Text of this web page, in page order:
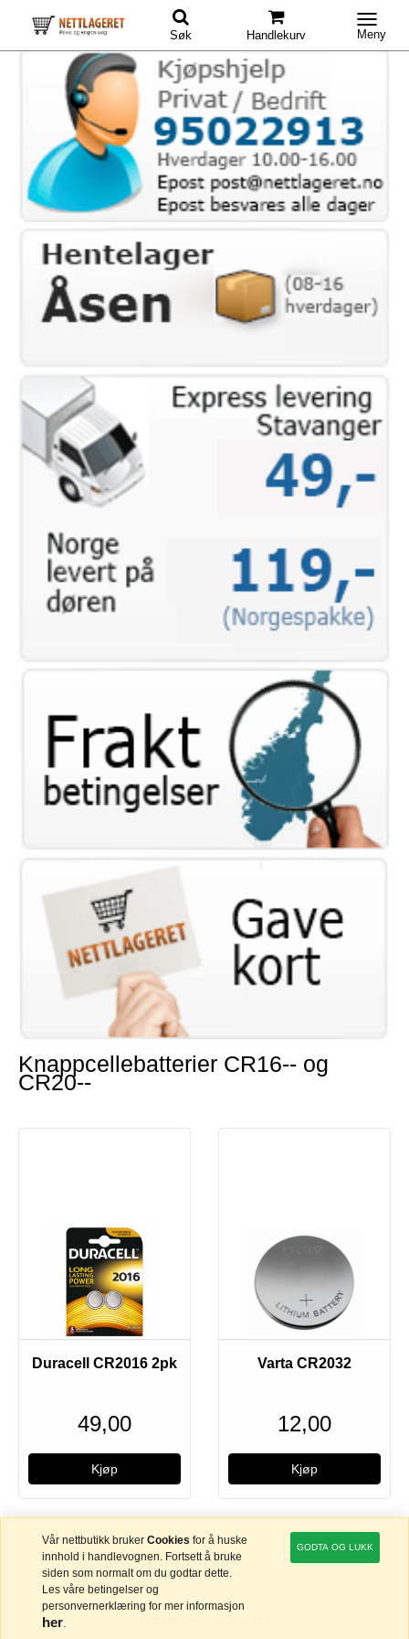
Søk Handlekurv Meny
Knappcellebatterier CR16-- og
CR20--
Duracell CR2016 2pk
49,00
Varta CR2032
12,00
Vår nettbutikk bruker Cookies for å huske
innhold i handlevognen. Fortsett å bruke
siden som normalt om du godtar dette.
Les våre betingelser og
personvernerklæring for mer informasjon
her.
GODTA OG LUKK